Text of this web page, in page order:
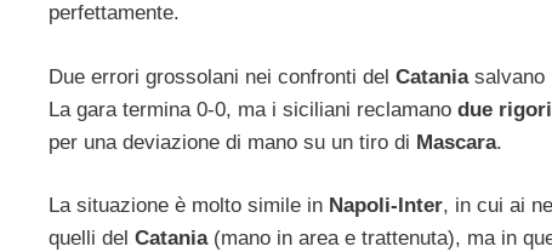
perfettamente.
Due errori grossolani nei confronti del Catania salvano
La gara termina 0-0, ma i siciliani reclamano due rigori
per una deviazione di mano su un tiro di Mascara.
La situazione è molto simile in Napoli-Inter, in cui ai
quelli del Catania (mano in area e trattenuta), ma in